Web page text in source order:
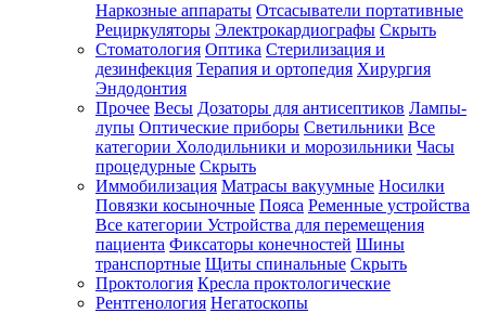
Наркозные аппараты Отсасыватели портативные
Рециркуляторы Электрокардиографы Скрыть
Стоматология Оптика Стерилизация и
дезинфекция Терапия и ортопедия Хирургия
Эндодонтия
Прочее Весы Дозаторы для антисептиков Лампы-
лупы Оптические приборы Светильники Все
категории Холодильники и морозильники Часы
процедурные Скрыть
Иммобилизация Матрасы вакуумные Носилки
Повязки косыночные Пояса Ременные устройства
Все категории Устройства для перемещения
пациента Фиксаторы конечностей Шины
транспортные Щиты спинальные Скрыть
Проктология Кресла проктологические
Рентгенология Негатоскопы